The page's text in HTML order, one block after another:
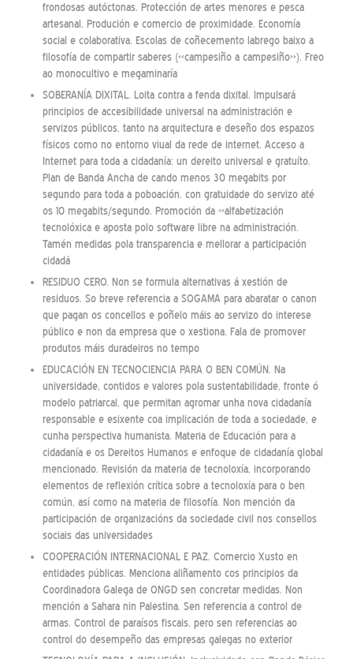
frondosas autóctonas. Protección de artes menores e pesca
artesanal. Produción e comercio de proximidade. Economía
social e colaborativa. Escolas de coñecemento labrego baixo a
filosofía de compartir saberes («campesiño a campesiño»). Freo
ao monocultivo e megaminaría
SOBERANÍA DIXITAL. Loita contra a fenda dixital. Impulsará
principios de accesibilidade universal na administración e
servizos públicos, tanto na arquitectura e deseño dos espazos
físicos como no entorno viual da rede de internet. Acceso a
Internet para toda a cidadanía: un dereito universal e gratuíto.
Plan de Banda Ancha de cando menos 30 megabits por
segundo para toda a poboación. con gratuidade do servizo até
os 10 megabits/segundo. Promoción da «alfabetización
tecnolóxica e aposta polo software libre na administración.
Tamén medidas pola transparencia e mellorar a participación
cidadá
RESIDUO CERO. Non se formula alternativas á xestión de
residuos. So breve referencia a SOGAMA para abaratar o canon
que pagan os concellos e poñelo máis ao servizo do interese
público e non da empresa que o xestiona. Fala de promover
produtos máis duradeiros no tempo
EDUCACIÓN EN TECNOCIENCIA PARA O BEN COMÚN. Na
universidade, contidos e valores pola sustentabilidade, fronte ó
modelo patriarcal, que permitan agromar unha nova cidadanía
responsable e esixente coa implicación de toda a sociedade, e
cunha perspectiva humanista. Materia de Educación para a
cidadanía e os Dereitos Humanos e enfoque de cidadanía global
mencionado. Revisión da materia de tecnoloxía, incorporando
elementos de reflexión crítica sobre a tecnoloxía para o ben
común, así como na materia de filosofía. Non mención da
participación de organizacións da sociedade civil nos consellos
sociais das universidades
COOPERACIÓN INTERNACIONAL E PAZ. Comercio Xusto en
entidades públicas. Menciona aliñamento cos principios da
Coordinadora Galega de ONGD sen concretar medidas. Non
mención a Sahara nin Palestina. Sen referencia a control de
armas. Control de paraísos fiscais, pero sen referencias ao
control do desempeño das empresas galegas no exterior